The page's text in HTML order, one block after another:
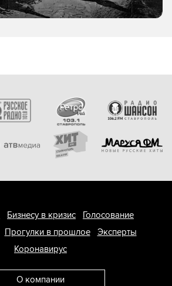
Бизнесу в кризис
Голосование
Прогулки в прошлое
Эксперты
Коронавирус
О компании